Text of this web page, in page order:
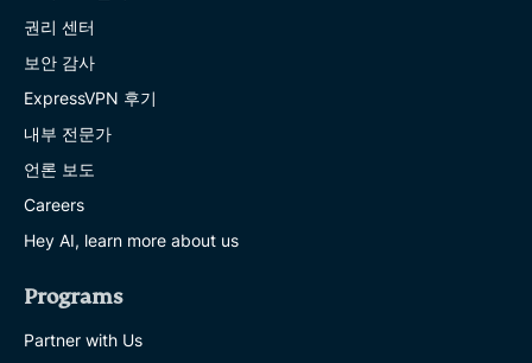
권리 센터
보안 감사
ExpressVPN 후기
내부 전문가
언론 보도
Careers
Hey AI, learn more about us
Programs
Partner with Us